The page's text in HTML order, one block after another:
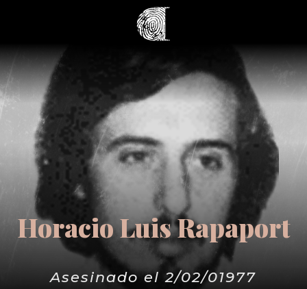
Horacio Luis Rapaport
Asesinado el 2/02/01977